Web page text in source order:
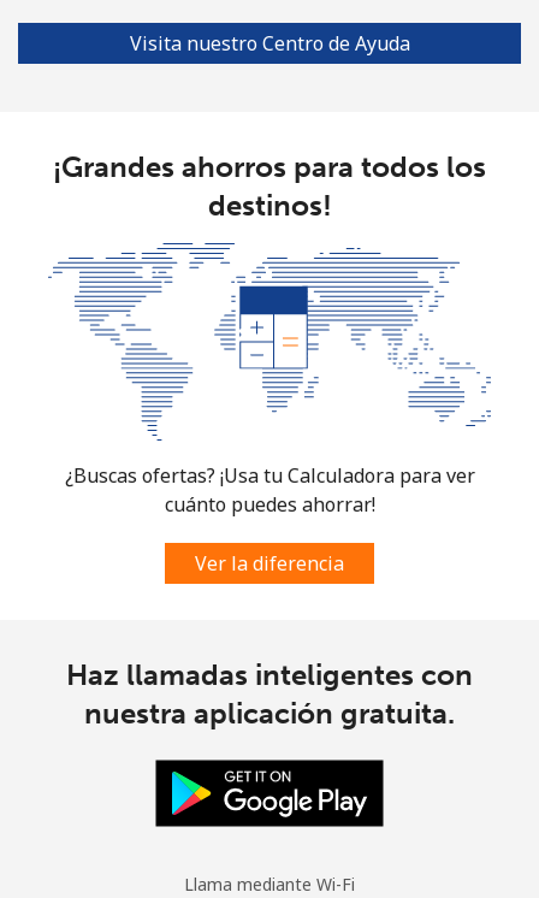
Visita nuestro Centro de Ayuda
¡Grandes ahorros para todos los
destinos!
¿Buscas ofertas? ¡Usa tu Calculadora para ver
cuánto puedes ahorrar!
Ver la diferencia
Haz llamadas inteligentes con
nuestra aplicación gratuita.
Llama mediante Wi-Fi